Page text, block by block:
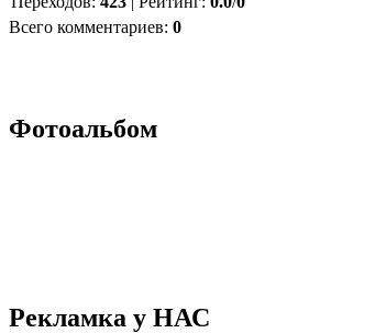
Всего комментариев: 0
Фотоальбом
Рекламка у НАС